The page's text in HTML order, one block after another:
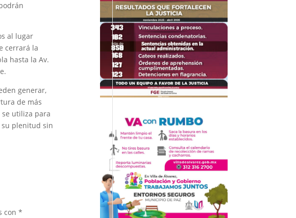
al lugar
cerrará la
hasta la Av.
generar,
de más
utiliza para
plenitud sin
con*